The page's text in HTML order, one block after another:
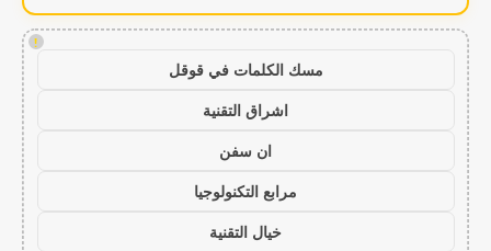
!
مسك الكلمات في قوقل
اشراق التقنية
ان سفن
مرابع التكنولوجيا
خيال التقنية